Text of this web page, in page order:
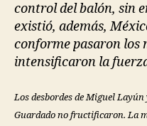
control del balón, sin
existió, además,
conforme pasaron los
intensificaron la
Los desbordes de Miguel
Guardado no fructificaron. La